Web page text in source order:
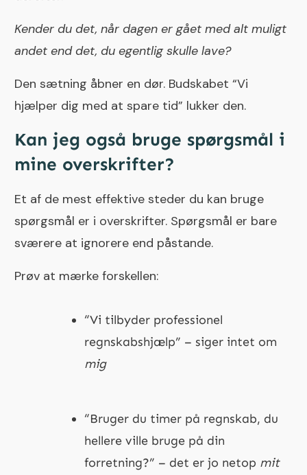
Kender du det, når dagen er gået med alt muligt
andet end det, du egentlig skulle lave?
Den sætning åbner en dør. Budskabet “Vi
hjælper dig med at spare tid” lukker den.
Kan jeg også bruge spørgsmål i
mine overskrifter?
Et af de mest effektive steder du kan bruge
spørgsmål er i overskrifter. Spørgsmål er bare
sværere at ignorere end påstande.
Prøv at mærke forskellen:
“Vi tilbyder professionel
regnskabshjælp” – siger intet om
mig
“Bruger du timer på regnskab, du
hellere ville bruge på din
forretning?” – det er jo netop mit